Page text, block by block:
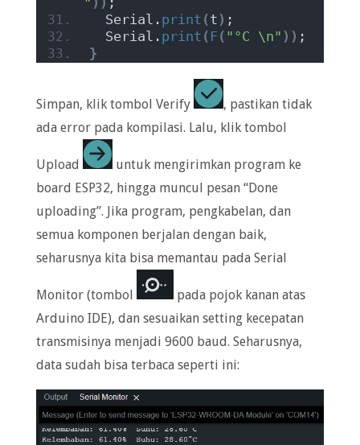
  Serial.
print (t ) ;
  Serial.
print ( F( "°C \n" )) ;
}
Simpan, klik tombol Verify
, pastikan tidak
ada error pada kompilasi. Lalu, klik tombol
Upload
untuk mengirimkan program ke
board ESP32, hingga muncul pesan “Done
uploading”. Jika program, pengkabelan, dan
semua komponen berjalan dengan baik,
seharusnya kita bisa memantau pada Serial
Monitor (tombol
pada pojok kanan atas
Arduino IDE), dan sesuaikan setting kecepatan
transmisinya menjadi 9600 baud. Seharusnya,
data sudah bisa terbaca seperti ini: